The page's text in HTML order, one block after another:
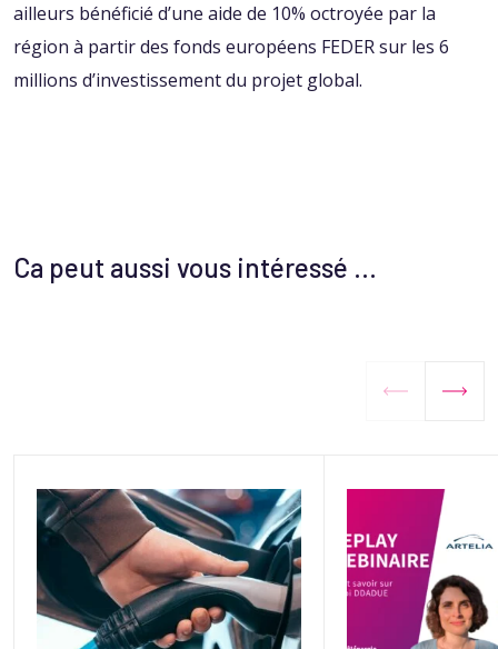
ailleurs bénéficié d’une aide de 10% octroyée par la
région à partir des fonds européens FEDER sur les 6
millions d’investissement du projet global.
Ca peut aussi vous intéressé ...